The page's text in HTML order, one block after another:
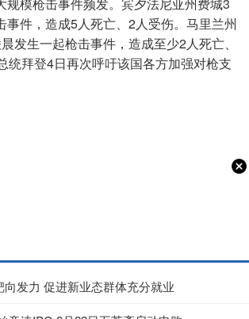
事件，造成5人死亡、2人受伤。马里兰州
发生一起枪击事件，造成至少2人死亡、
统拜登4日再次呼吁该国各方加强对枪支
向发力 促进新业态群体充分就业